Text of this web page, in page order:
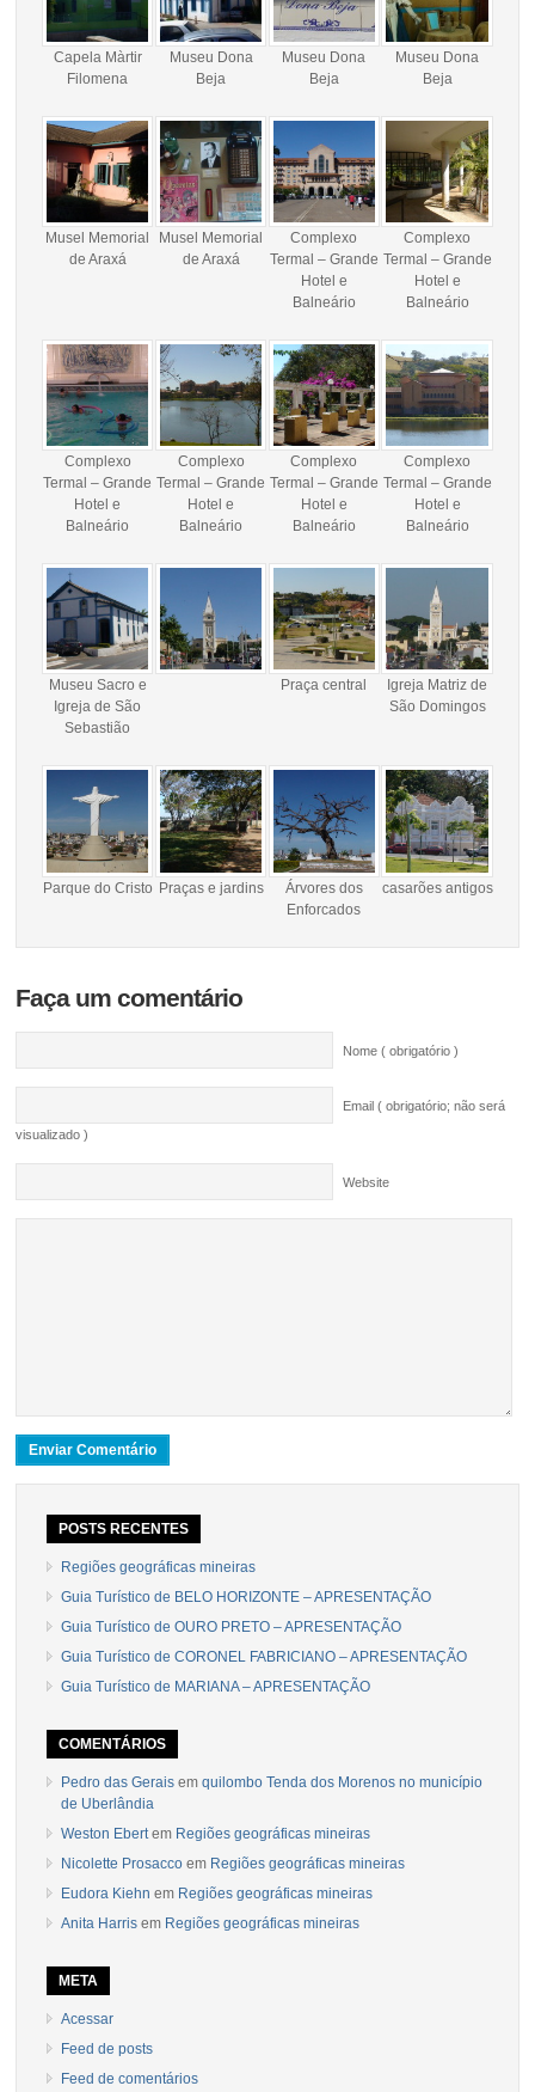
Capela Màrtir
Filomena
Museu Dona
Beja
Museu Dona
Beja
Museu Dona
Beja
Musel Memorial
de Araxá
Musel Memorial
de Araxá
Complexo
Termal – Grande
Hotel e
Balneário
Complexo
Termal – Grande
Hotel e
Balneário
Complexo
Termal – Grande
Hotel e
Balneário
Complexo
Termal – Grande
Hotel e
Balneário
Complexo
Termal – Grande
Hotel e
Balneário
Complexo
Termal – Grande
Hotel e
Balneário
Museu Sacro e
Igreja de São
Sebastião
Praça central
Igreja Matriz de
São Domingos
Parque do Cristo Praças e jardins
Árvores dos
Enforcados
casarões antigos
Faça um comentário
Nome ( obrigatório )
Email ( obrigatório; não será
visualizado )
Website
POSTS RECENTES
Regiões geográficas mineiras
Guia Turístico de BELO HORIZONTE – APRESENTAÇÃO
Guia Turístico de OURO PRETO – APRESENTAÇÃO
Guia Turístico de CORONEL FABRICIANO – APRESENTAÇÃO
Guia Turístico de MARIANA – APRESENTAÇÃO
COMENTÁRIOS
Pedro das Gerais emquilombo Tenda dos Morenos no município
de Uberlândia
Weston Ebert em Regiões geográficas mineiras
Nicolette Prosacco em Regiões geográficas mineiras
Eudora Kiehn em Regiões geográficas mineiras
Anita Harris em Regiões geográficas mineiras
META
Acessar
Feed de posts
Feed de comentários